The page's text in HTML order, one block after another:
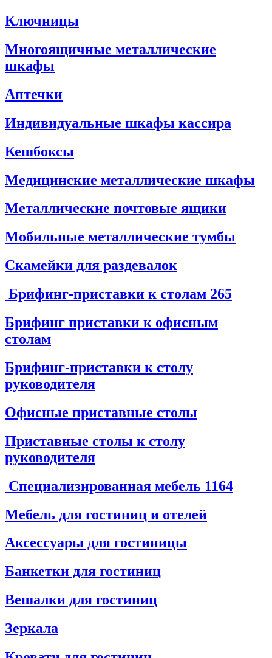
Ключницы
Многоящичные металлические
шкафы
Аптечки
Индивидуальные шкафы кассира
Кешбоксы
Медицинские металлические шкафы
Металлические почтовые ящики
Мобильные металлические тумбы
Скамейки для раздевалок
Брифинг-приставки к столам 265
Брифинг приставки к офисным
столам
Брифинг-приставки к столу
руководителя
Офисные приставные столы
Приставные столы к столу
руководителя
Специализированная мебель 1164
Мебель для гостиниц и отелей
Аксессуары для гостиницы
Банкетки для гостиниц
Вешалки для гостиниц
Зеркала